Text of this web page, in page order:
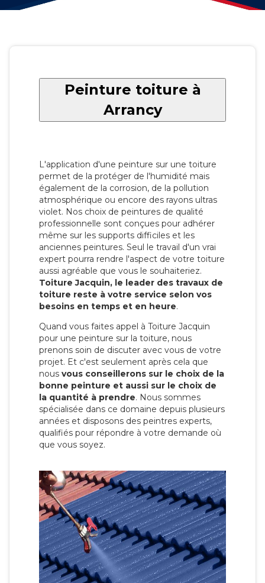
Peinture toiture à
Arrancy
L'application d'une peinture sur une toiture
permet de la protéger de l'humidité mais
également de la corrosion, de la pollution
atmosphérique ou encore des rayons ultras
violet. Nos choix de peintures de qualité
professionnelle sont conçues pour adhérer
même sur les supports difficiles et les
anciennes peintures. Seul le travail d'un vrai
expert pourra rendre l'aspect de votre toiture
aussi agréable que vous le souhaiteriez.
Toiture Jacquin, le leader des travaux de
toiture reste à votre service selon vos
besoins en temps et en heure.
Quand vous faites appel à Toiture Jacquin
pour une peinture sur la toiture, nous
prenons soin de discuter avec vous de votre
projet. Et c'est seulement après cela que
nous vous conseillerons sur le choix de la
bonne peinture et aussi sur le choix de
la quantité à prendre. Nous sommes
spécialisée dans ce domaine depuis plusieurs
années et disposons des peintres experts,
qualifiés pour répondre à votre demande où
que vous soyez.